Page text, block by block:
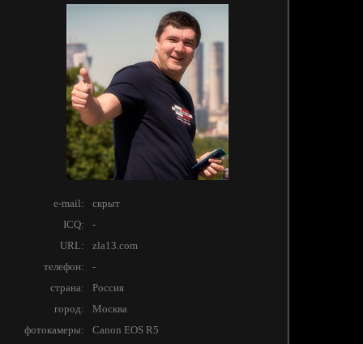
e-mail:
скрыт
ICQ:
-
URL:
zla13.com
телефон:
-
страна:
Россия
город:
Москва
фотокамеры:
Canon EOS R5